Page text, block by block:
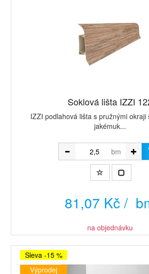
Soklová lišta IZZI
IZZI podlahová lišta s pružnými okraji
jakémuk...
bm
81,07 Kč /
na objednávku
Sleva -15 %
Výprodej